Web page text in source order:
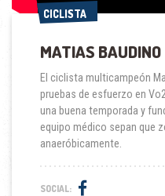
CICLISTA
CICLISTA
MATIAS BAUDINO
El ciclista multicampeón
pruebas de esfuerzo en
una buena temporada y
equipo médico sepan que
anaeróbicamente.
SOCIAL: